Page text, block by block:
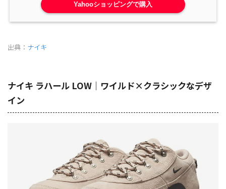
Yahooショッピングで購入
出典： ナイキ
ナイキ ラハール LOW｜ワイルド×クラシックなデザ
イン